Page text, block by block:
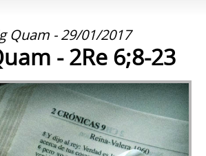
Quam - 29/01/2017
- 2Re 6;8-23